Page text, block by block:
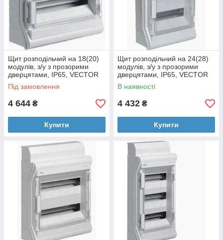
Щит розподільчий на 18(20)
модулів, з/у з прозорими
дверцятами, IP65, VECTOR
Під замовлення
4 644 ₴
Купити
Щит розподільчий на 24(28)
модулів, з/у з прозорими
дверцятами, IP65, VECTOR
В наявності
4 432 ₴
Купити